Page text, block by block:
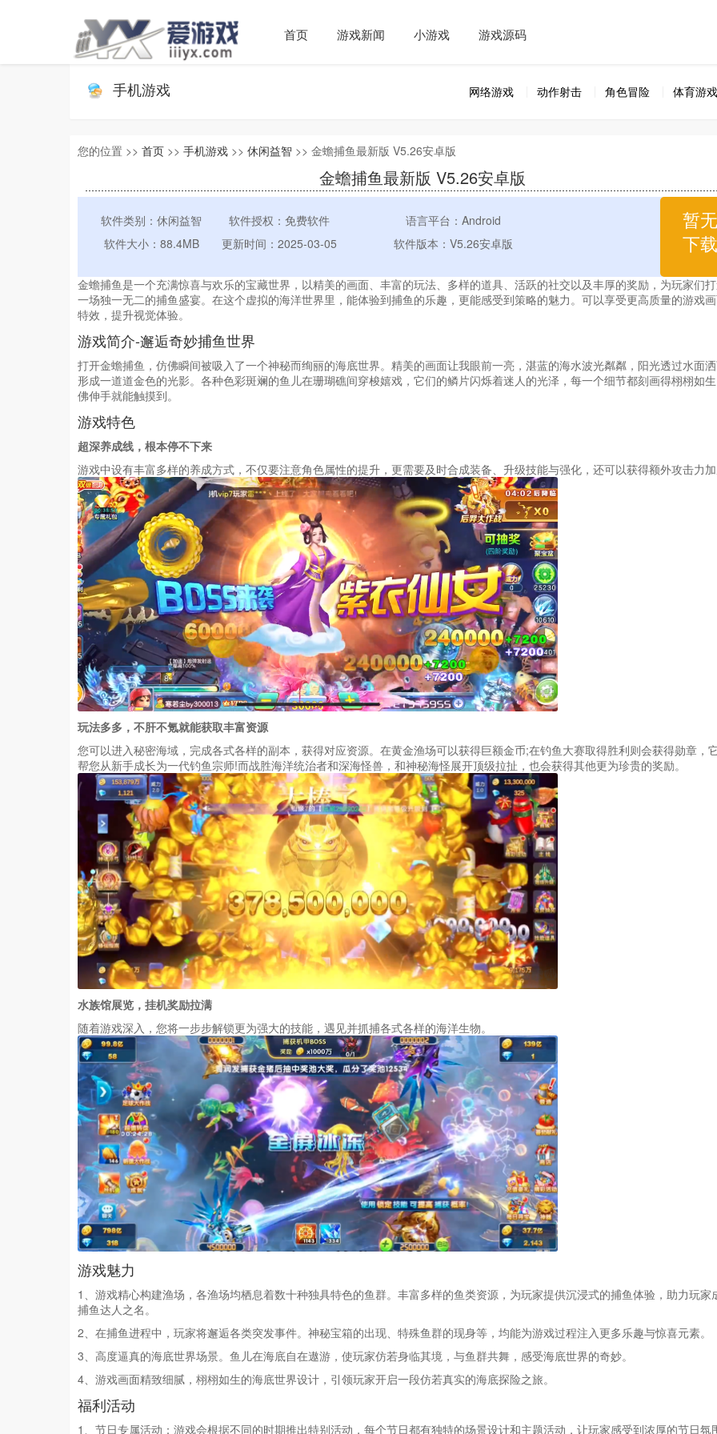
首页 游戏新闻 小游戏 游戏源码
手机游戏 网络游戏 动作射击 角色冒险 体育游戏
您的位置 >> 首页 >> 手机游戏 >> 休闲益智 >> 金蟾捕鱼最新版 V5.26安卓版
金蟾捕鱼最新版 V5.26安卓版
软件类别：休闲益智 软件授权：免费软件
语言平台：Android
软件大小：88.4MB
更新时间：2025-03-05 软件版本：V5.26安卓版
暂无
下载
金蟾捕鱼是一个充满惊喜与欢乐的宝藏世界，以精美的画面、丰富的玩法、多样的道具、活跃的社交以及丰厚的奖励，为玩家们
一场独一无二的捕鱼盛宴。在这个虚拟的海洋世界里，能体验到捕鱼的乐趣，更能感受到策略的魅力。可以享受更高质量的游戏
特效，提升视觉体验。
游戏简介-邂逅奇妙捕鱼世界
打开金蟾捕鱼，仿佛瞬间被吸入了一个神秘而绚丽的海底世界。精美的画面让我眼前一亮，湛蓝的海水波光粼粼，阳光透过水面
形成一道道金色的光影。各种色彩斑斓的鱼儿在珊瑚礁间穿梭嬉戏，它们的鳞片闪烁着迷人的光泽，每一个细节都刻画得栩栩如
佛伸手就能触摸到。
游戏特色
超深养成线，根本停不下来
游戏中设有丰富多样的养成方式，不仅要注意角色属性的提升，更需要及时合成装备、升级技能与强化，还可以获得额外攻击力
玩法多多，不肝不氪就能获取丰富资源
您可以进入秘密海域，完成各式各样的副本，获得对应资源。在黄金渔场可以获得巨额金币;在钓鱼大赛取得胜利则会获得勋章，
帮您从新手成长为一代钓鱼宗师!而战胜海洋统治者和深海怪兽，和神秘海怪展开顶级拉扯，也会获得其他更为珍贵的奖励。
水族馆展览，挂机奖励拉满
随着游戏深入，您将一步步解锁更为强大的技能，遇见并抓捕各式各样的海洋生物。
游戏魅力
1、游戏精心构建渔场，各渔场均栖息着数十种独具特色的鱼群。丰富多样的鱼类资源，为玩家提供沉浸式的捕鱼体验，助力玩家
捕鱼达人之名。
2、在捕鱼进程中，玩家将邂逅各类突发事件。神秘宝箱的出现、特殊鱼群的现身等，均能为游戏过程注入更多乐趣与惊喜元素。
3、高度逼真的海底世界场景。鱼儿在海底自在遨游，使玩家仿若身临其境，与鱼群共舞，感受海底世界的奇妙。
4、游戏画面精致细腻，栩栩如生的海底世界设计，引领玩家开启一段仿若真实的海底探险之旅。
福利活动
1、节日专属活动：游戏会根据不同的时期推出特别活动，每个节日都有独特的场景设计和主题活动，让玩家感受到浓厚的节日氛